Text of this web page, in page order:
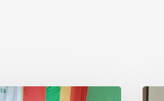
Petani